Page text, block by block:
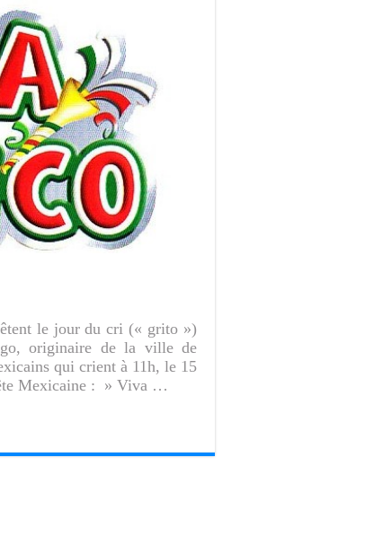
le jour du cri (« grito »)
originaire de la ville de
qui crient à 11h, le 15
Mexicaine : » Viva …